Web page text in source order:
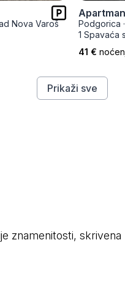
Nova Varoš
Podgorica ·
1 Spavaća
41 €
Prikaži sve
znamenitosti,